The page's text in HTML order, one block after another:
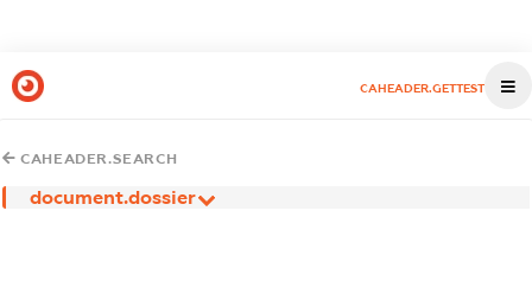
CAHEADER.GETTEST
CAHEADER.SEARCH
document.dossier